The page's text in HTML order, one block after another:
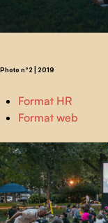
Photo n°2 | 2019
Format HR
Format web